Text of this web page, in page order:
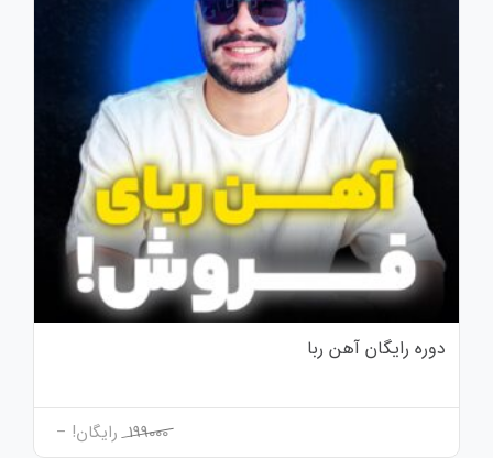
دوره رایگان آهن ربا
رایگان! – 199000